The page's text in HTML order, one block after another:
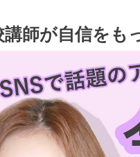
講師が自信を